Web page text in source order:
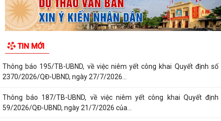
TIN MỚI
Thông báo 195/TB-UBND, về việc niêm yết công khai Quyết định số
2370/2026/QĐ-UBND, ngày 27/7/2026...
Thông báo 187/TB-UBND, về việc niêm yết công khai Quyết định
59/2026/QĐ-UBND, ngày 21/7/2026 của...